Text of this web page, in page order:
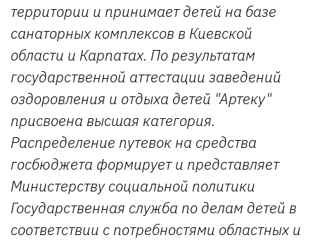
территории и принимает детей на базе
санаторных комплексов в Киевской
области и Карпатах. По результатам
государственной аттестации заведений
оздоровления и отдыха детей "Артеку"
присвоена высшая категория.
Распределение путевок на средства
госбюджета формирует и представляет
Министерству социальной политики
Государственная служба по делам детей в
соответствии с потребностями областных и